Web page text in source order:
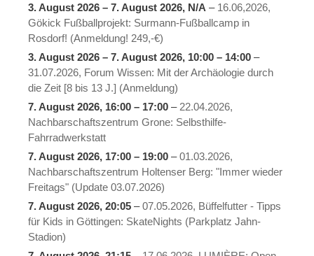
3. August 2026 – 7. August 2026, N/A – 16.06,2026,
Gökick Fußballprojekt: Surmann-Fußballcamp in
Rosdorf! (Anmeldung! 249,-€)
3. August 2026 – 7. August 2026, 10:00 – 14:00 –
31.07.2026, Forum Wissen: Mit der Archäologie durch
die Zeit [8 bis 13 J.] (Anmeldung)
7. August 2026, 16:00 – 17:00 – 22.04.2026,
Nachbarschaftszentrum Grone: Selbsthilfe-
Fahrradwerkstatt
7. August 2026, 17:00 – 19:00 –01.03.2026,
Nachbarschaftszentrum Holtenser Berg: "Immer wieder
Freitags" (Update 03.07.2026)
7. August 2026, 20:05 –07.05.2026, Büffelfutter - Tipps
für Kids in Göttingen: SkateNights (Parkplatz Jahn-
Stadion)